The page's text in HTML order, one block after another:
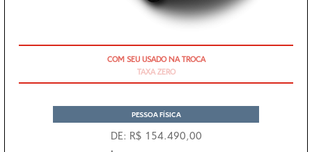
PESSOA FÍSICA
DE: R$ 154.490,00